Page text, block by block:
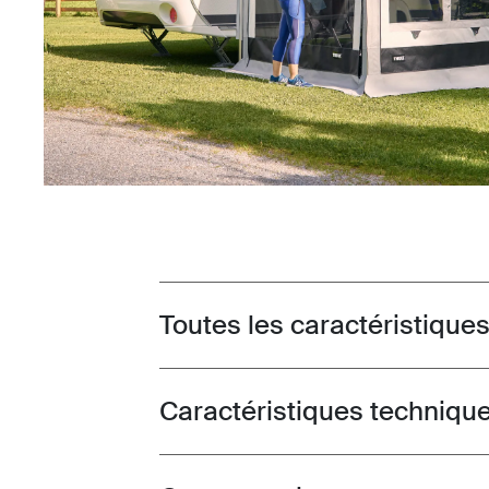
Toggle features
Toutes les caractéristiques
Toggle techspec
Caractéristiques